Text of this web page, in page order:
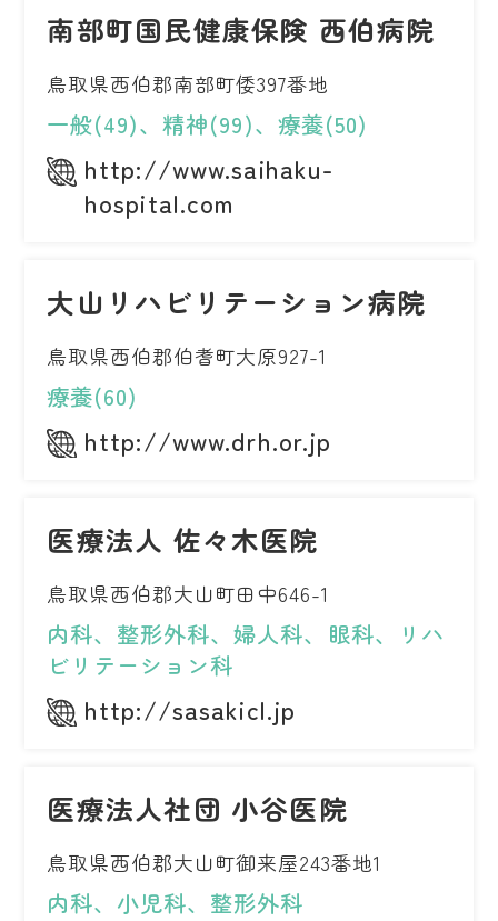
南部町国民健康保険 西伯病院
鳥取県西伯郡南部町倭397番地
一般(49)、精神(99)、療養(50)
http://www.saihaku-
hospital.com
大山リハビリテーション病院
鳥取県西伯郡伯耆町大原927-1
療養(60)
http://www.drh.or.jp
医療法人 佐々木医院
鳥取県西伯郡大山町田中646-1
内科、整形外科、婦人科、眼科、リハ
ビリテーション科
http://sasakicl.jp
医療法人社団 小谷医院
鳥取県西伯郡大山町御来屋243番地1
内科、小児科、整形外科